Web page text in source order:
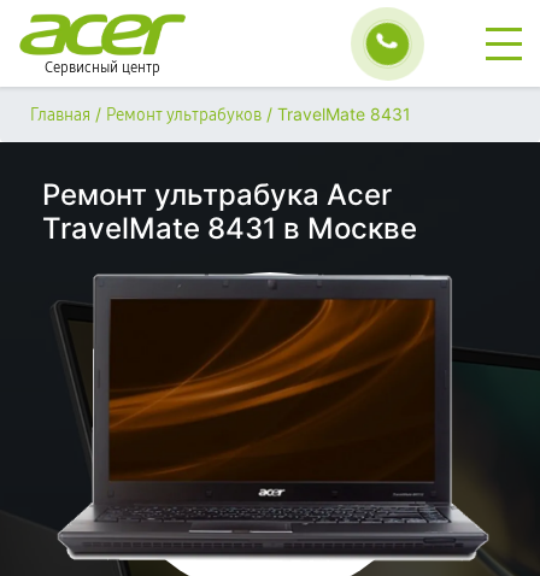
Сервисный центр
Главная / Ремонт ультрабуков / TravelMate 8431
Ремонт ультрабука Acer
TravelMate 8431 в Москве